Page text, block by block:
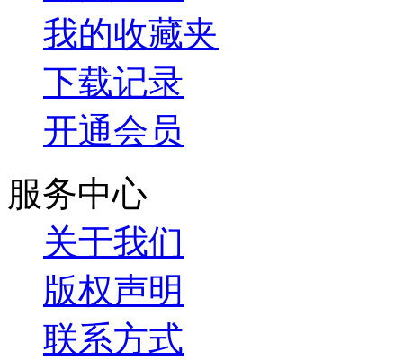
我的收藏夹
下载记录
开通会员
服务中心
关于我们
版权声明
联系方式